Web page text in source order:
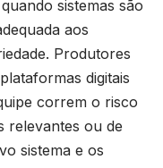
sistemas são
aos
Produtores
digitais
correm o risco
relevantes ou de
sistema e os